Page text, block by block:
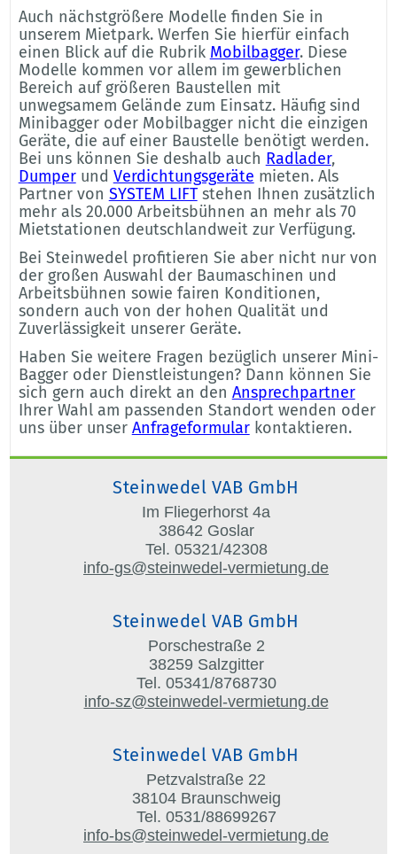
Auch nächstgrößere Modelle finden Sie in
unserem Mietpark. Werfen Sie hierfür einfach
einen Blick auf die Rubrik Mobilbagger. Diese
Modelle kommen vor allem im gewerblichen
Bereich auf größeren Baustellen mit
unwegsamem Gelände zum Einsatz. Häufig sind
Minibagger oder Mobilbagger nicht die einzigen
Geräte, die auf einer Baustelle benötigt werden.
Bei uns können Sie deshalb auch Radlader,
Dumperund Verdichtungsgeräte mieten. Als
Partner von SYSTEM LIFTstehen Ihnen zusätzlich
mehr als 20.000 Arbeitsbühnen an mehr als 70
Mietstationen deutschlandweit zur Verfügung.
Bei Steinwedel profitieren Sie aber nicht nur von
der großen Auswahl der Baumaschinen und
Arbeitsbühnen sowie fairen Konditionen,
sondern auch von der hohen Qualität und
Zuverlässigkeit unserer Geräte.
Haben Sie weitere Fragen bezüglich unserer Mini-
Bagger oder Dienstleistungen? Dann können Sie
sich gern auch direkt an den Ansprechpartner
Ihrer Wahl am passenden Standort wenden oder
uns über unser Anfrageformularkontaktieren.
Steinwedel VAB GmbH
Im Fliegerhorst 4a
38642 Goslar
Tel. 05321/42308
info-gs@steinwedel-vermietung.de
Steinwedel VAB GmbH
Porschestraße 2
38259 Salzgitter
Tel. 05341/8768730
info-sz@steinwedel-vermietung.de
Steinwedel VAB GmbH
Petzvalstraße 22
38104 Braunschweig
Tel. 0531/88699267
info-bs@steinwedel-vermietung.de